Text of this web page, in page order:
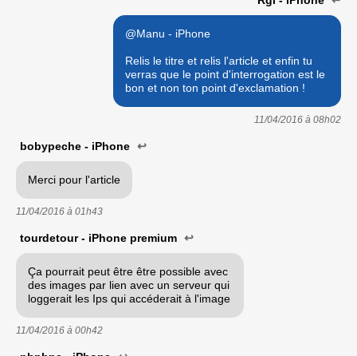
@Manu - iPhone
Relis le titre et relis l'article et enfin tu
verras que le point d'interrogation est le
bon et non ton point d'exclamation !
11/04/2016 à 08h02
bobypeche - iPhone ↩
Merci pour l'article
11/04/2016 à 01h43
tourdetour - iPhone premium ↩
Ça pourrait peut être être possible avec
des images par lien avec un serveur qui
loggerait les Ips qui accéderait à l'image
11/04/2016 à 00h42